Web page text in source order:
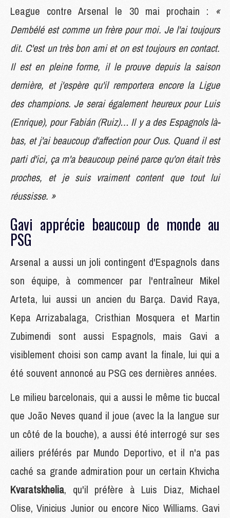
League contre Arsenal le 30 mai prochain : «
Dembélé est comme un frère pour moi. Je l'ai toujours
dit. C'est un très bon ami et on est toujours en contact.
Il est en pleine forme, il le prouve depuis la saison
dernière, et j'espère qu'il remportera encore la Ligue
des champions. Je serai également heureux pour Luis
(Enrique), pour Fabián (Ruiz)… Il y a des Espagnols là-
bas, et j'ai beaucoup d'affection pour Ous. Quand il est
parti d'ici, ça m'a beaucoup peiné parce qu'on était très
proches, et je suis vraiment content que tout lui
réussisse. »
Gavi apprécie beaucoup de monde au
PSG
Arsenal a aussi un joli contingent d'Espagnols dans
son équipe, à commencer par l'entraîneur Mikel
Arteta, lui aussi un ancien du Barça. David Raya,
Kepa Arrizabalaga, Cristhian Mosquera et Martin
Zubimendi sont aussi Espagnols, mais Gavi a
visiblement choisi son camp avant la finale, lui qui a
été souvent annoncé au PSG ces dernières années.
Le milieu barcelonais, qui a aussi le même tic buccal
que João Neves quand il joue (avec la la langue sur
un côté de la bouche), a aussi été interrogé sur ses
ailiers préférés par Mundo Deportivo, et il n'a pas
caché sa grande admiration pour un certain Khvicha
Kvaratskhelia, qu'il préfère à Luis Diaz, Michael
Olise, Vinicius Junior ou encore Nico Williams. Gavi